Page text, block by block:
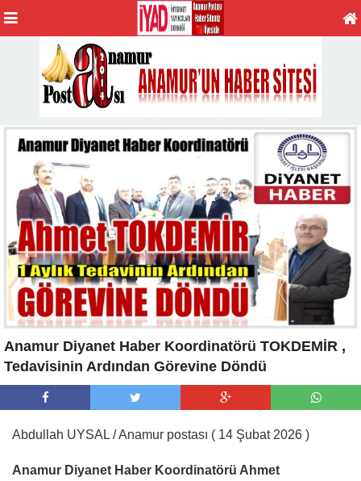
Anamur Diyanet Haber Koordinatörü TOKDEMİR ,
Tedavisinin Ardından Görevine Döndü
Abdullah UYSAL / Anamur postası ( 14 Şubat 2026 )
Anamur Diyanet Haber Koordinatörü Ahmet